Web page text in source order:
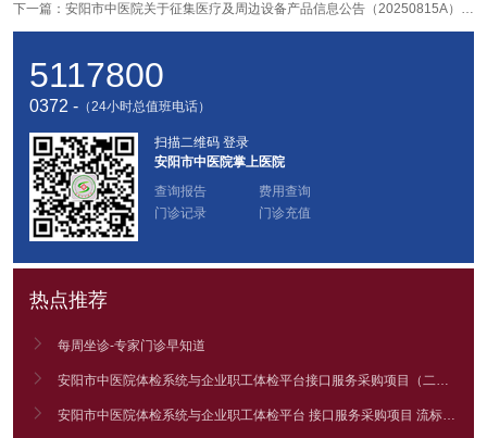
下一篇： 安阳市中医院关于征集医疗及周边设备产品信息公告（20250815A） （脉冲染料激光治疗仪）
5117800
0372 - （24小时总值班电话）
扫描二维码 登录
安阳市中医院掌上医院
查询报告
费用查询
门诊记录
门诊充值
热点推荐
 每周坐诊-专家门诊早知道
 安阳市中医院体检系统与企业职工体检平台接口服务采购项目（二次） 竞争性谈判公告
 安阳市中医院体检系统与企业职工体检平台 接口服务采购项目 流标公告